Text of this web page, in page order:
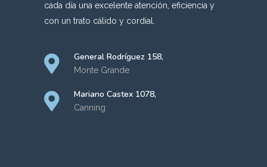
cada día una excelente atención, eficiencia y
con un trato cálido y cordial.
General Rodríguez 158,
Monte Grande
Mariano Castex 1078,
Canning